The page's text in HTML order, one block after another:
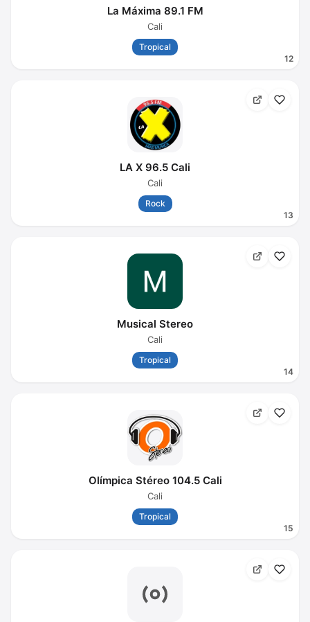
12
La Máxima 89.1 FM
Cali
Tropical
13
LA X 96.5 Cali
Cali
Rock
14
Musical Stereo
Cali
Tropical
15
Olímpica Stéreo 104.5 Cali
Cali
Tropical